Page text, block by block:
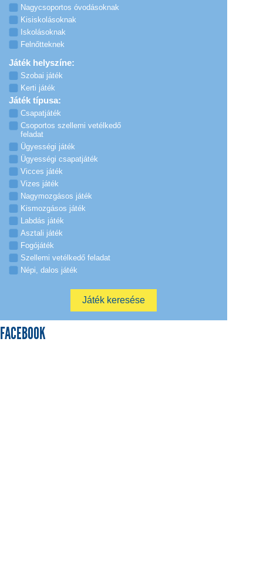
Nagycsoportos óvodásoknak
Kisiskolásoknak
Iskolásoknak
Felnőtteknek
Játék helyszíne:
Szobai játék
Kerti játék
Játék típusa:
Csapatjáték
Csoportos szellemi vetélkedő
feladat
Ügyességi játék
Ügyességi csapatjáték
Vicces játék
Vizes játék
Nagymozgásos játék
Kismozgásos játék
Labdás játék
Asztali játék
Fogójáték
Szellemi vetélkedő feladat
Népi, dalos játék
FACEBOOK